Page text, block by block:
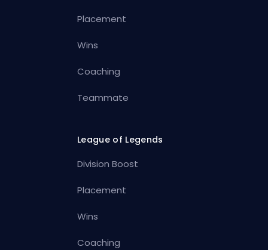
Placement
Wins
Coaching
Teammate
League of Legends
Division Boost
Placement
Wins
Coaching